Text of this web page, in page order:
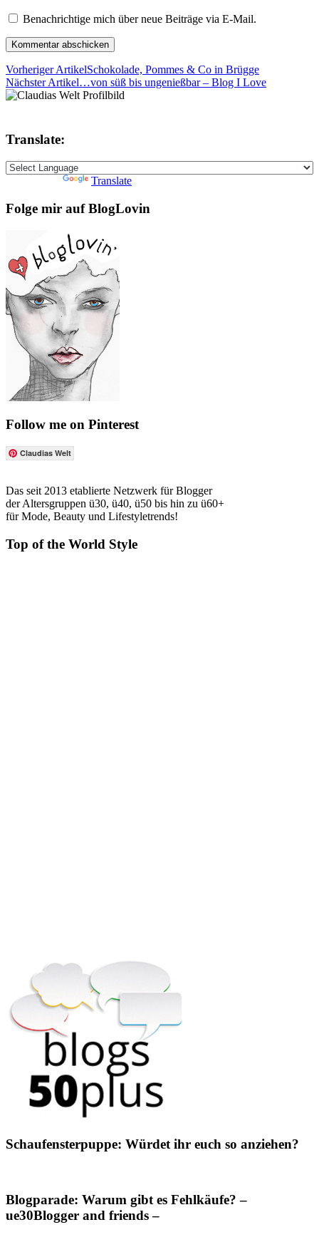
Benachrichtige mich über neue Beiträge via E-Mail.
Vorheriger ArtikelSchokolade, Pommes & Co in Brügge
Nächster Artikel…von süß bis ungenießbar – Blog I Love
Translate:
Translate
Folge mir auf BlogLovin
Follow me on Pinterest
Claudias Welt
Das seit 2013 etablierte Netzwerk für Blogger
der Altersgruppen ü30, ü40, ü50 bis hin zu ü60+
für Mode, Beauty und Lifestyletrends!
Top of the World Style
Schaufensterpuppe: Würdet ihr euch so anziehen?
Blogparade: Warum gibt es Fehlkäufe? –
ue30Blogger and friends –